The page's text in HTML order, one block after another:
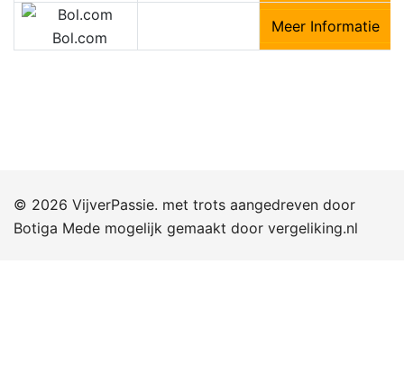
Bol.com
Meer Informatie
© 2026 VijverPassie. met trots aangedreven door
Botiga Mede mogelijk gemaakt door vergeliking.nl